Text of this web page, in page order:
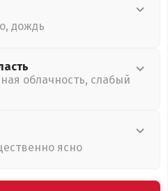
дождь
облачность, слабый
ясно